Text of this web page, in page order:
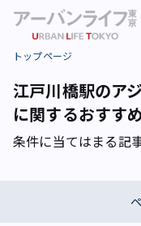
トップページ
江戸川橋駅のア
に関するおすす
条件に当てはまる記